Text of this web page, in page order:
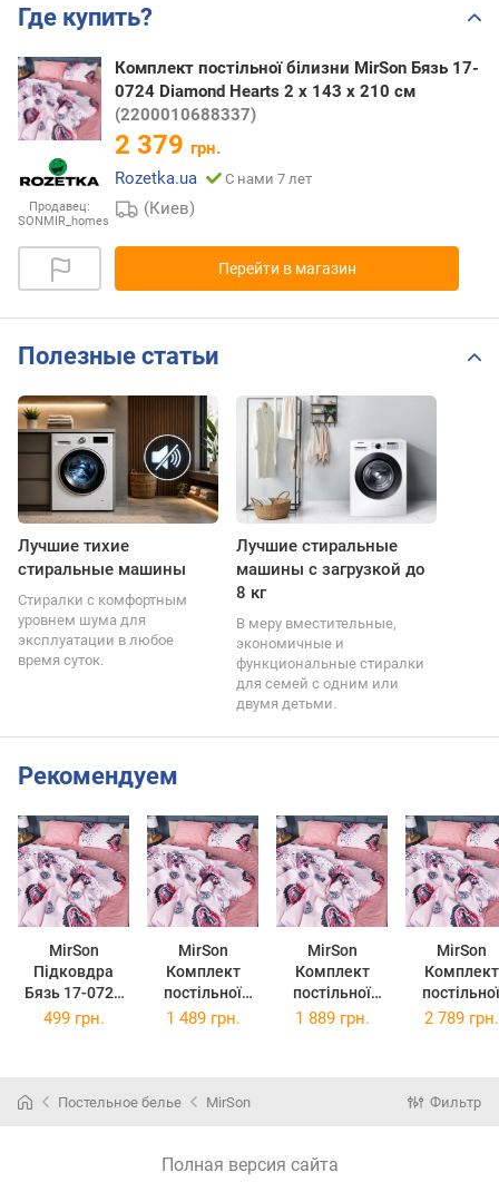
Где купить?
Продавец:
SONMIR_homes
Комплект постільної білизни MirSon Бязь 17-
0724 Diamond Hearts 2 x 143 x 210 см
(2200010688337)
2 379 грн.
Rozetka.ua
С нами 7 лет
(Киев)
Перейти в магазин
Полезные статьи
Лучшие тихие
стиральные машины
Стиралки с комфортным
уровнем шума для
эксплуатации в любое
время суток.
Лучшие стиральные
машины с загрузкой до
8 кг
В меру вместительные,
экономичные и
функциональные стиралки
для семей с одним или
двумя детьми.
Рекомендуем
MirSon
Підковдра
Бязь 17-0724
Diamond
MirSon
Комплект
постільної
білизни Бязь
220 см
MirSon
Комплект
постільної
білизни Бязь
MirSon
Комплект
постільної
білизни Бязь
x 220 см
499 грн. 1 489 грн. 1 889 грн. 2 789 грн.
Постельное белье MirSon Фильтр
Полная версия сайта